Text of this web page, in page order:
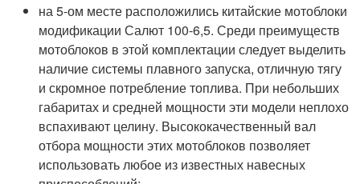
на 5-ом месте расположились китайские мотоблоки
модификации Салют 100-6,5. Среди преимуществ
мотоблоков в этой комплектации следует выделить
наличие системы плавного запуска, отличную тягу
и скромное потребление топлива. При небольших
габаритах и средней мощности эти модели неплохо
вспахивают целину. Высококачественный вал
отбора мощности этих мотоблоков позволяет
использовать любое из известных навесных